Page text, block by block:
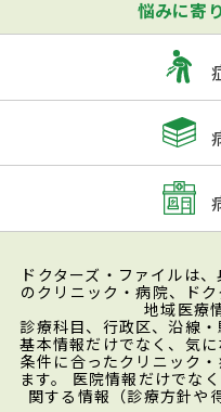
悩みに寄
ドクターズ・ファイルは
のクリニック・病院、ド
地域医療
診療科目、行政区、沿線
基本情報だけでなく、気
条件に合ったクリニック
ます。 医院情報だけでな
関する情報（診療方針や